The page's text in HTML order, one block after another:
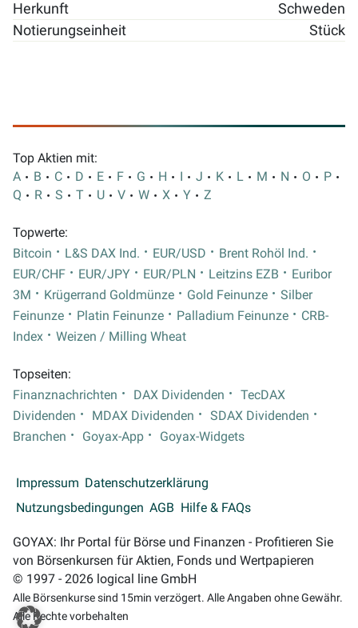
Herkunft
Schweden
Notierungseinheit
Stück
Top Aktien mit:
A
B C D E F G H I J K L M N O
P
Q
R S T U V W X Y Z
Topwerte:
Bitcoin
L&S DAX Ind. EUR/USD
Brent Rohöl Ind.
EUR/CHF
EUR/JPY EUR/PLN Leitzins EZB
Euribor
3M
Krügerrand Goldmünze Gold Feinunze
Silber
Feinunze
Platin Feinunze Palladium Feinunze
CRB-
Index
Weizen / Milling Wheat
Topseiten:
Finanznachrichten
DAX Dividenden
TecDAX
Dividenden
MDAX Dividenden
SDAX Dividenden
Branchen
Goyax-App Goyax-Widgets
Impressum Datenschutzerklärung
Nutzungsbedingungen AGB Hilfe & FAQs
GOYAX: Ihr Portal für Börse und Finanzen - Profitieren Sie
von Börsenkursen für Aktien, Fonds und Wertpapieren
© 1997 - 2026 logical line GmbH
Alle Börsenkurse sind 15min verzögert. Alle Angaben ohne Gewähr.
Alle Rechte vorbehalten